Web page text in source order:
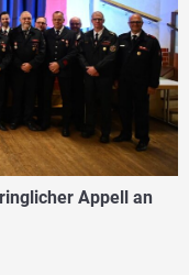
Appell an